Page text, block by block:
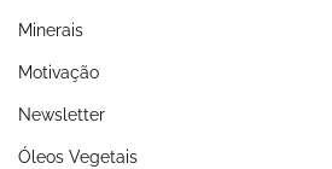
Minerais
Motivação
Newsletter
Óleos Vegetais